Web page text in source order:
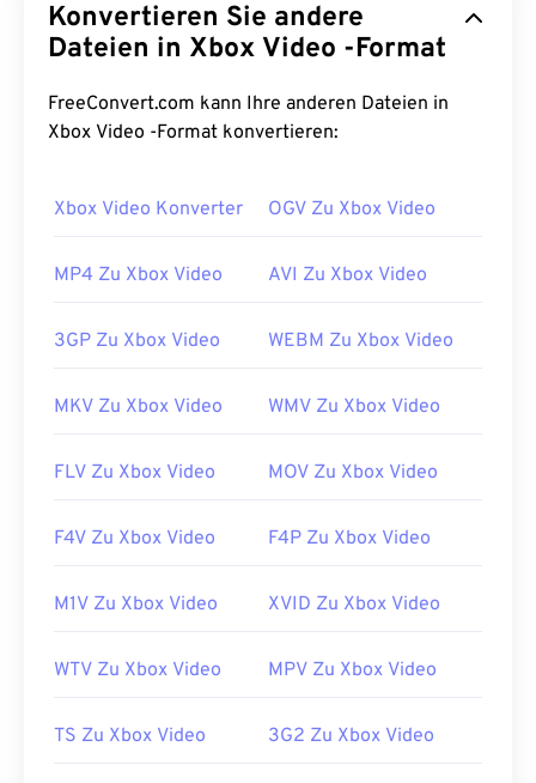
Konvertieren Sie andere
Dateien in Xbox Video -Format
FreeConvert.com kann Ihre anderen Dateien in
Xbox Video -Format konvertieren:
Xbox Video Konverter OGV Zu Xbox Video
MP4 Zu Xbox Video AVI Zu Xbox Video
3GP Zu Xbox Video WEBM Zu Xbox Video
MKV Zu Xbox Video WMV Zu Xbox Video
FLV Zu Xbox Video MOV Zu Xbox Video
F4V Zu Xbox Video F4P Zu Xbox Video
M1V Zu Xbox Video XVID Zu Xbox Video
WTV Zu Xbox Video MPV Zu Xbox Video
TS Zu Xbox Video 3G2 Zu Xbox Video